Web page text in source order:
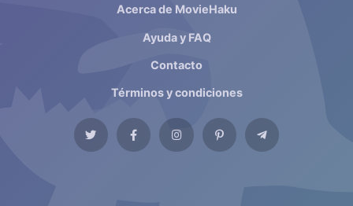
Acerca de MovieHaku
Ayuda y FAQ
Contacto
Términos y condiciones